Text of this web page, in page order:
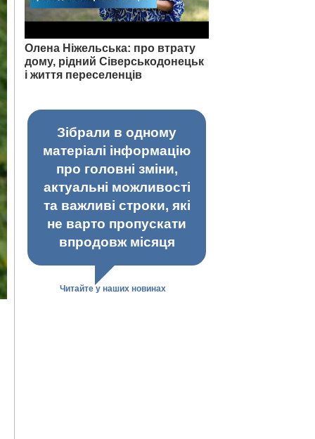
Олена Ніжельська: про втрату
дому, рідний Сіверськодонецьк
і життя переселенців
Зібрали в одному
матеріалі інформацію
про головні зміни,
актуальні можливості
та важливі строки, які
не варто пропускати
впродовж місяця
Читайте у наших новинах